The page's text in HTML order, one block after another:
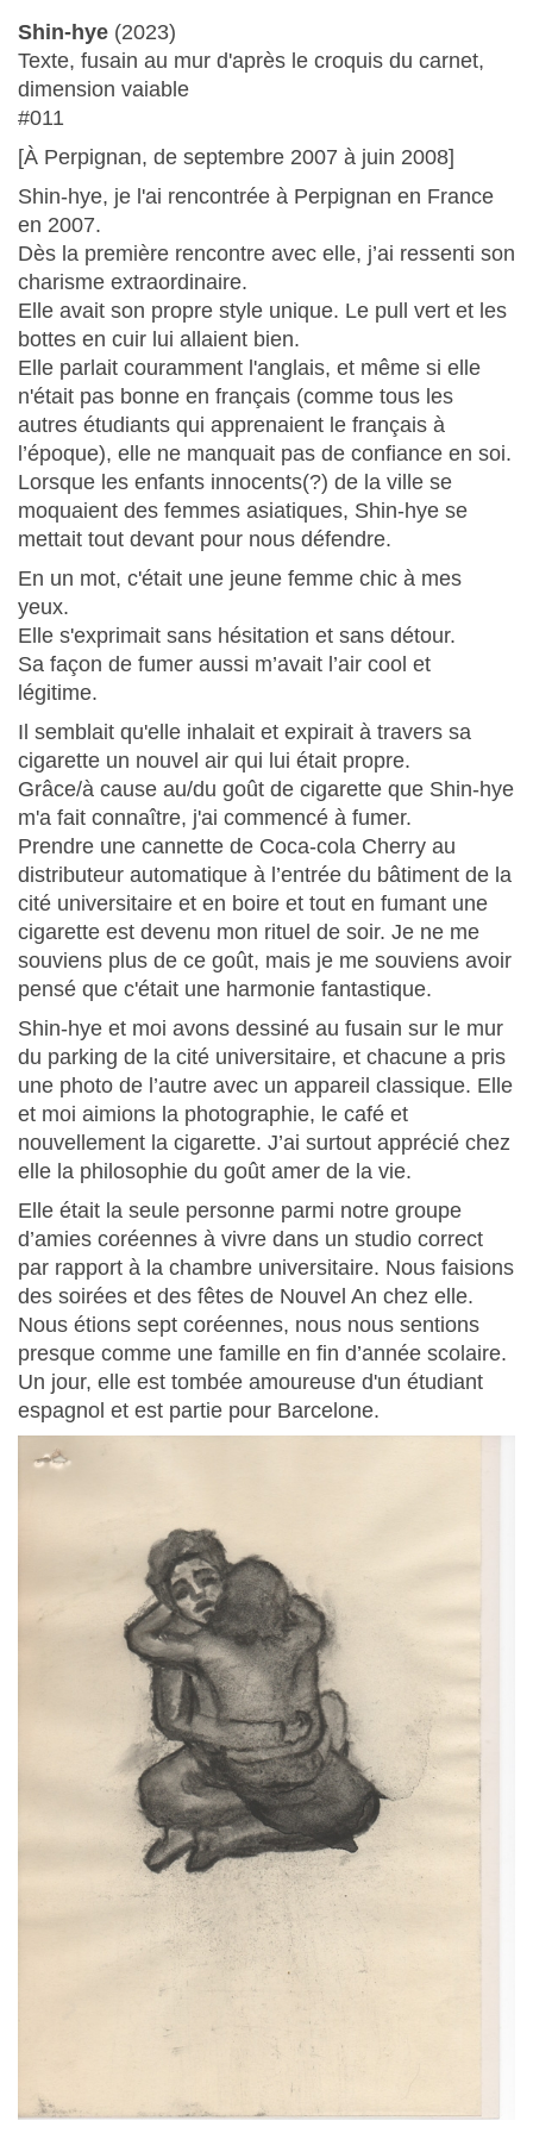
Shin-hye (2023)
Texte, fusain au mur d'après le croquis du carnet,
dimension vaiable
#011
[À Perpignan, de septembre 2007 à juin 2008]
Shin-hye, je l'ai rencontrée à Perpignan en France
en 2007.
Dès la première rencontre avec elle, j’ai ressenti son
charisme extraordinaire.
Elle avait son propre style unique. Le pull vert et les
bottes en cuir lui allaient bien.
Elle parlait couramment l'anglais, et même si elle
n'était pas bonne en français (comme tous les
autres étudiants qui apprenaient le français à
l’époque), elle ne manquait pas de confiance en soi.
Lorsque les enfants innocents(?) de la ville se
moquaient des femmes asiatiques, Shin-hye se
mettait tout devant pour nous défendre.
En un mot, c'était une jeune femme chic à mes
yeux.
Elle s'exprimait sans hésitation et sans détour.
Sa façon de fumer aussi m’avait l’air cool et
légitime.
Il semblait qu'elle inhalait et expirait à travers sa
cigarette un nouvel air qui lui était propre.
Grâce/à cause au/du goût de cigarette que Shin-hye
m'a fait connaître, j'ai commencé à fumer.
Prendre une cannette de Coca-cola Cherry au
distributeur automatique à l’entrée du bâtiment de la
cité universitaire et en boire et tout en fumant une
cigarette est devenu mon rituel de soir. Je ne me
souviens plus de ce goût, mais je me souviens avoir
pensé que c'était une harmonie fantastique.
Shin-hye et moi avons dessiné au fusain sur le mur
du parking de la cité universitaire, et chacune a pris
une photo de l’autre avec un appareil classique. Elle
et moi aimions la photographie, le café et
nouvellement la cigarette. J’ai surtout apprécié chez
elle la philosophie du goût amer de la vie.
Elle était la seule personne parmi notre groupe
d’amies coréennes à vivre dans un studio correct
par rapport à la chambre universitaire. Nous faisions
des soirées et des fêtes de Nouvel An chez elle.
Nous étions sept coréennes, nous nous sentions
presque comme une famille en fin d’année scolaire.
Un jour, elle est tombée amoureuse d'un étudiant
espagnol et est partie pour Barcelone.